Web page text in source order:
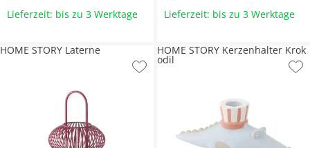
Lieferzeit: bis zu 3 Werktage Lieferzeit: bis zu 3 Werktage
HOME STORY Laterne HOME STORY Kerzenhalter Krok
odil